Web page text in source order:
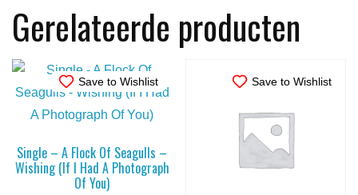
Gerelateerde producten
Save to Wishlist
Single – A Flock Of Seagulls –
Wishing (If I Had A Photograph
Of You)
Save to Wishlist